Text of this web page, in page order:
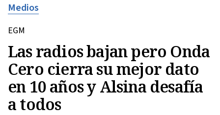
Medios
EGM
Las radios bajan pero Onda
Cero cierra su mejor dato
en 10 años y Alsina desafía
a todos